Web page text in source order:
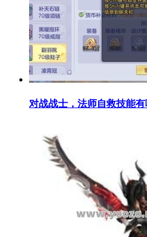
对战战士，法师自救技能